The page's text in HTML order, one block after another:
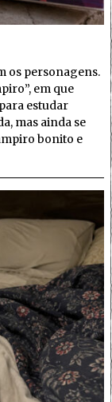
os personagens.
em que
estudar
mas ainda se
bonito e